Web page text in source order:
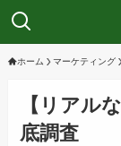
ホーム マーケティング
【リアル
底調査